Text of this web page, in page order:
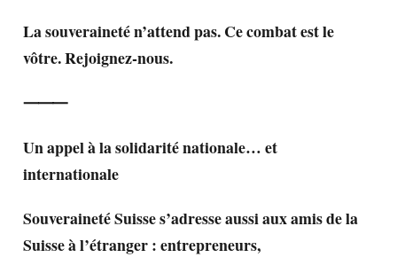
La souveraineté n’attend pas. Ce combat est le
vôtre. Rejoignez-nous.
⸻
Un appel à la solidarité nationale… et
internationale
Souveraineté Suisse s’adresse aussi aux amis de la
Suisse à l’étranger : entrepreneurs,